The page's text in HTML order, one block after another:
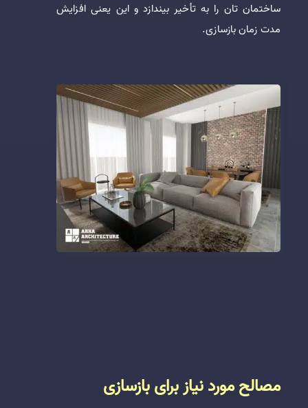
ساختمان تان را به تأخیر بیندازد و این یعنی افزایش
مدت زمان بازسازی.
مصالح مورد نیاز برای بازسازی